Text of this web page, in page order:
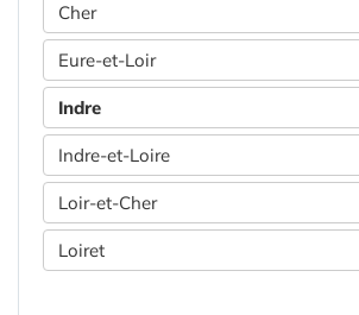
Cher
Eure-et-Loir
Indre
Indre-et-Loire
Loir-et-Cher
Loiret